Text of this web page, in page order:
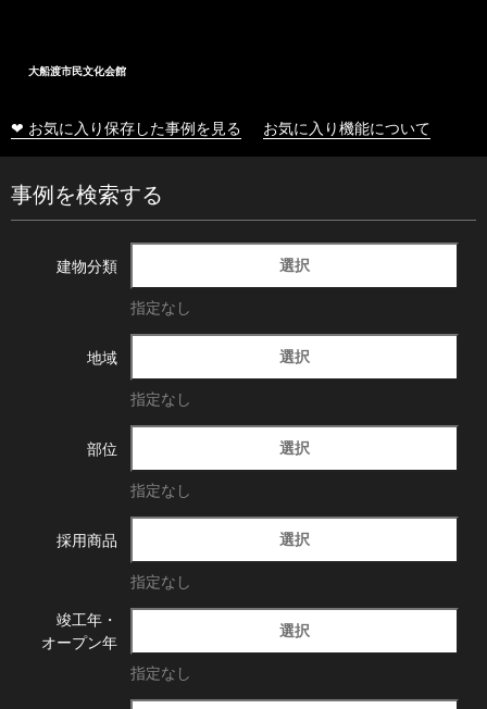
大船渡市民文化会館
❤ お気に入り保存した事例を見る お気に入り機能について
事例を検索する
建物分類 選択
指定なし
地域 選択
指定なし
部位 選択
指定なし
採用商品 選択
指定なし
竣工年・
オープン年
選択
指定なし